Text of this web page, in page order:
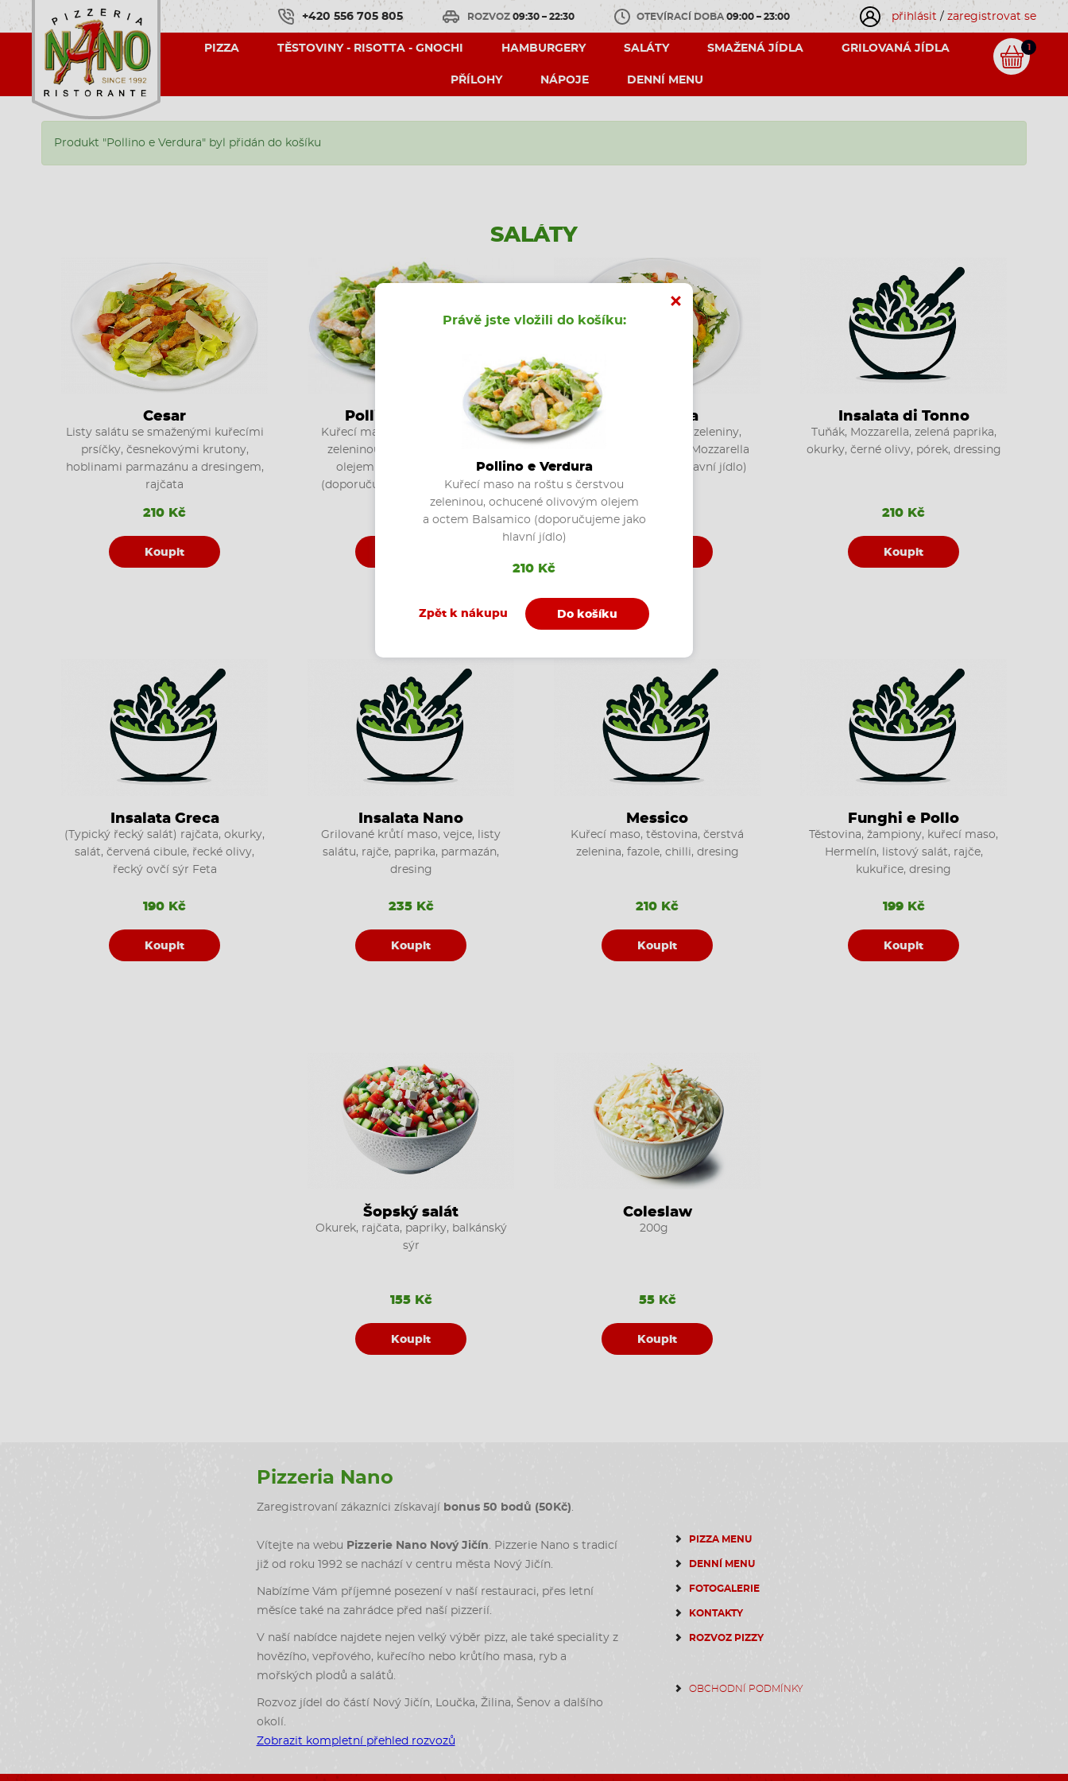
+420 556 705 805 ROZVOZ 09:30 – 22:30 OTEVÍRACÍ DOBA 09:00 – 23:00 přihlásit / zaregistrovat se
PIZZA TĚSTOVINY - RISOTTA - GNOCHI HAMBURGERY SALÁTY SMAŽENÁ JÍDLA GRILOVANÁ JÍDLA
PŘÍLOHY NÁPOJE DENNÍ MENU
1
Produkt "Pollino e Verdura" byl přidán do košíku
SALÁTY
Cesar
Listy salátu se smaženými kuřecími
prsíčky, česnekovými krutony,
hoblinami parmazánu a dresingem,
rajčata
210 Kč
Koupit
Pollino e Verdura
Kuřecí maso na roštu s čerstvou
zeleninou, ochucené olivovým
olejem a octem Balsamico
(doporučujeme jako hlavní jídlo)
Mozzarella
Pestrý salát z čerstvé zeleniny,
kukuřice a plátku sýru Mozzarella
(doporučujeme jako hlavní jídlo)
Insalata di Tonno
Tuňák, Mozzarella, zelená paprika,
okurky, černé olivy, pórek, dressing
210 Kč
Koupit
Insalata Greca
(Typický řecký salát) rajčata, okurky,
salát, červená cibule, řecké olivy,
řecký ovčí sýr Feta
190 Kč
Koupit
Insalata Nano
Grilované krůtí maso, vejce, listy
salátu, rajče, paprika, parmazán,
dresing
235 Kč
Koupit
Messico
Kuřecí maso, těstovina, čerstvá
zelenina, fazole, chilli, dresing
210 Kč
Koupit
Funghi e Pollo
Těstovina, žampiony, kuřecí maso,
Hermelín, listový salát, rajče,
kukuřice, dresing
199 Kč
Koupit
Šopský salát
Okurek, rajčata, papriky, balkánský
sýr
155 Kč
Koupit
Coleslaw
200g
55 Kč
Koupit
Právě jste vložili do košíku:
Pollino e Verdura
Kuřecí maso na roštu s čerstvou
zeleninou, ochucené olivovým olejem
a octem Balsamico (doporučujeme jako
hlavní jídlo)
210 Kč
Zpět k nákupu Do košíku
Pizzeria Nano
Zaregistrovaní zákazníci získavají bonus 50 bodů (50Kč).
Vítejte na webu Pizzerie Nano Nový Jičín. Pizzerie Nano s tradicí
již od roku 1992 se nachází v centru města Nový Jičín.
Nabízíme Vám příjemné posezení v naší restauraci, přes letní
měsíce také na zahrádce před naší pizzerií.
V naší nabídce najdete nejen velký výběr pizz, ale také speciality z
hovězího, vepřového, kuřecího nebo krůtího masa, ryb a
mořských plodů a salátů.
Rozvoz jídel do částí Nový Jičín, Loučka, Žilina, Šenov a dalšího
okolí.
Zobrazit kompletní přehled rozvozů
PIZZA MENU
DENNÍ MENU
FOTOGALERIE
KONTAKTY
ROZVOZ PIZZY
OBCHODNÍ PODMÍNKY